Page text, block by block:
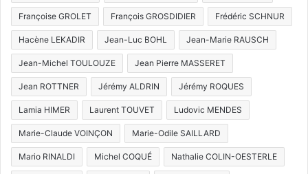
Françoise GROLET François GROSDIDIER Frédéric SCHNUR
Hacène LEKADIR Jean-Luc BOHL Jean-Marie RAUSCH
Jean-Michel TOULOUZE Jean Pierre MASSERET
Jean ROTTNER Jérémy ALDRIN Jérémy ROQUES
Lamia HIMER Laurent TOUVET Ludovic MENDES
Marie-Claude VOINÇON Marie-Odile SAILLARD
Mario RINALDI Michel COQUÉ Nathalie COLIN-OESTERLE